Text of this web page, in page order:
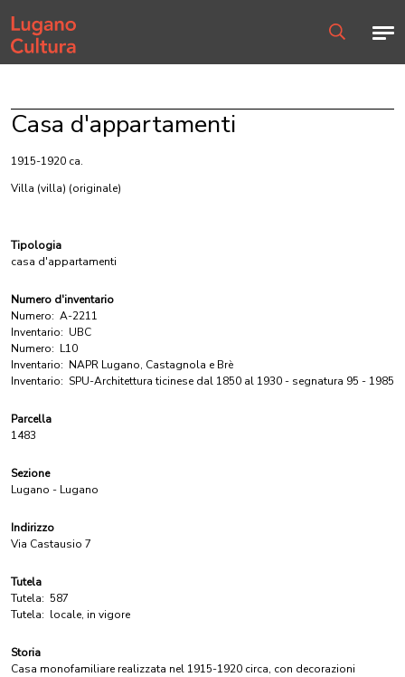
Home page
Casa d'appartamenti
1915-1920 ca.
Villa (villa) (originale)
Tipologia
casa d'appartamenti
Numero d'inventario
Numero: A-2211
Inventario: UBC
Numero: L10
Inventario: NAPR Lugano, Castagnola e Brè
Inventario: SPU-Architettura ticinese dal 1850 al 1930 - segnatura 95 - 1985
Parcella
1483
Sezione
Lugano - Lugano
Indirizzo
Via Castausio 7
Tutela
Tutela: 587
Tutela: locale, in vigore
Storia
Casa monofamiliare realizzata nel 1915-1920 circa, con decorazioni